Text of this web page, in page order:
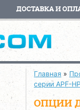
ДОСТАВКА И
Главная »
серии APF-HP
ОПЦИИ